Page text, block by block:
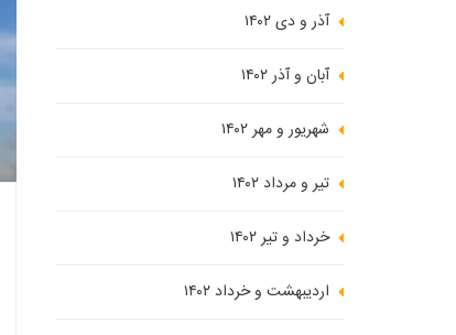
آذر و دی ۱۴۰۲
آبان و آذر ۱۴۰۲
شهریور و مهر ۱۴۰۲
تیر و مرداد ۱۴۰۲
خرداد و تیر ۱۴۰۲
اردیبهشت و خرداد ۱۴۰۲